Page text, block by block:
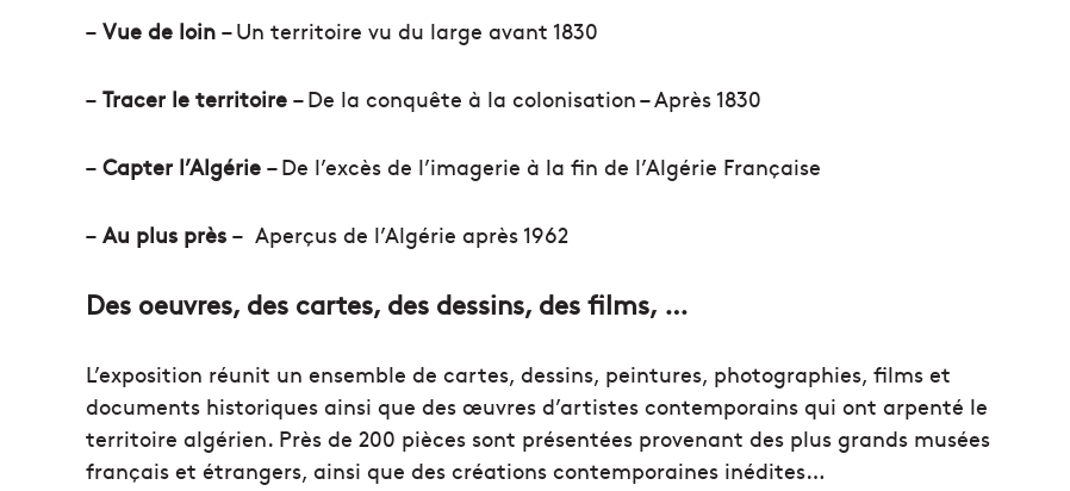
– Vue de loin – Un territoire vu du large avant 1830
– Tracer le territoire – De la conquête à la colonisation – Après 1830
– Capter l’Algérie – De l’excès de l’imagerie à la fin de l’Algérie Française
– Au plus près – Aperçus de l’Algérie après 1962
Des oeuvres, des cartes, des dessins, des films, …
L’exposition réunit un ensemble de cartes, dessins, peintures, photographies, films et
documents historiques ainsi que des œuvres d’artistes contemporains qui ont arpenté le
territoire algérien. Près de 200 pièces sont présentées provenant des plus grands musées
français et étrangers, ainsi que des créations contemporaines inédites…